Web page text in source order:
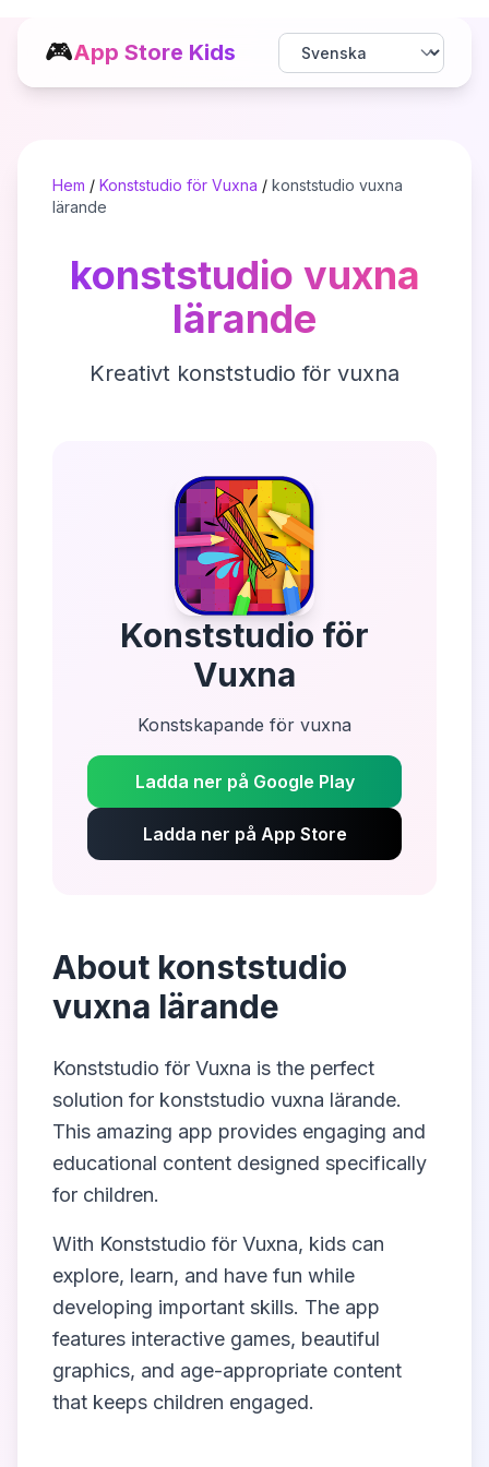
🎮App Store Kids
Hem / Konststudio för Vuxna / konststudio vuxna
lärande
konststudio vuxna
lärande
Kreativt konststudio för vuxna
Konststudio för
Vuxna
Konstskapande för vuxna
Ladda ner på Google Play
Ladda ner på App Store
About konststudio
vuxna lärande
Konststudio för Vuxna is the perfect
solution for konststudio vuxna lärande.
This amazing app provides engaging and
educational content designed specifically
for children.
With Konststudio för Vuxna, kids can
explore, learn, and have fun while
developing important skills. The app
features interactive games, beautiful
graphics, and age-appropriate content
that keeps children engaged.